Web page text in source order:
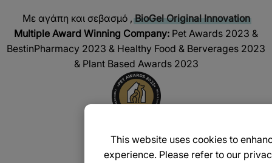
Με αγάπη και σεβασμό ,BioGel Original Innovation
Multiple Award Winning Company: Pet Awards 2023 &
BestinPharmacy 2023 & Healthy Food & Berverages 2023
& Plant Based Awards 2023
This website uses cookies to
experience. Please refer to our